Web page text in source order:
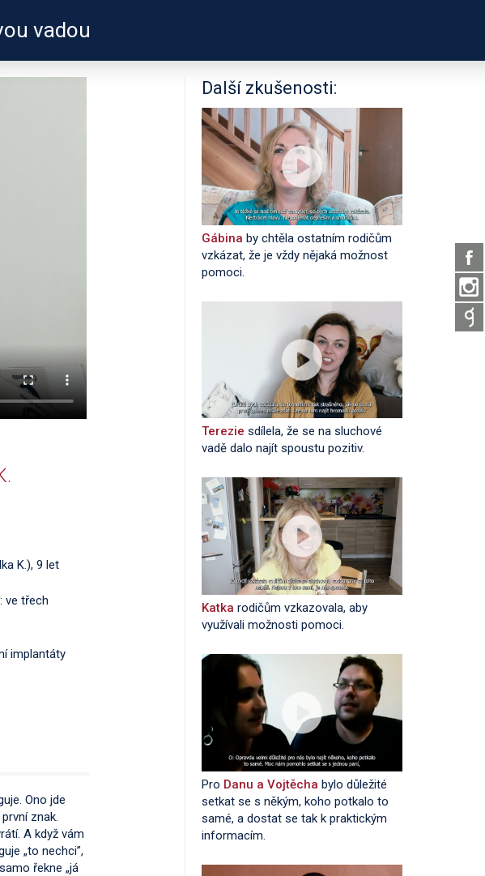
UŽITEČNÉ ODKAZY
vadou
K.), 9 let
ve třech
implantáty
Ono jde
znak.
A když vám
„to nechci”,
řekne „já
Další zkušenosti:
Gábina by chtěla ostatním rodičům
vzkázat, že je vždy nějaká možnost
pomoci.
Terezie sdílela, že se na sluchové
vadě dalo najít spoustu pozitiv.
Katka rodičům vzkazovala, aby
využívali možnosti pomoci.
Pro Danu a Vojtěcha bylo důležité
setkat se s někým, koho potkalo to
samé, a dostat se tak k praktickým
informacím.